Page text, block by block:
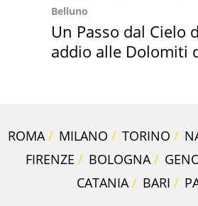
Belluno
Un Passo dal Cielo
addio alle Dolomiti
ROMA MILANO TORINO
FIRENZE
BOLOGNA
CATANIA
BARI